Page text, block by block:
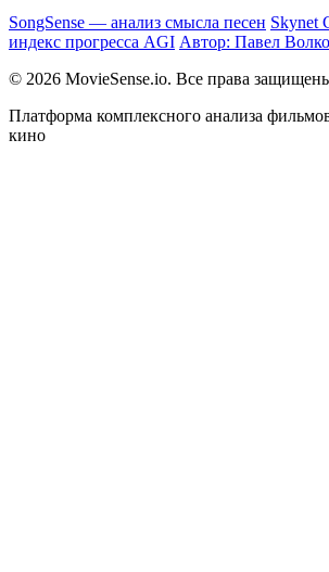
SongSense — анализ смысла песен Skynet
индекс прогресса AGI Автор: Павел
© 2026 MovieSense.io. Все права
Платформа комплексного анализа
кино